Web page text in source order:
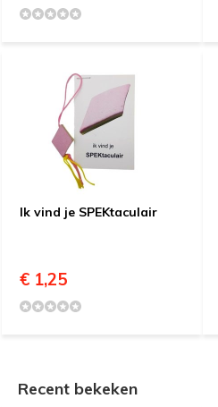
Ik vind je SPEKtaculair
€ 1,25
Recent bekeken